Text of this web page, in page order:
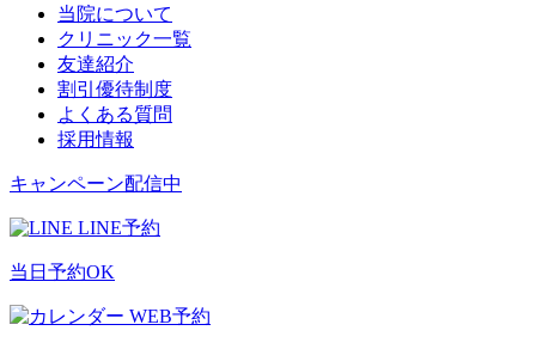
当院について
クリニック一覧
友達紹介
割引優待制度
よくある質問
採用情報
キャンペーン配信中
LINE予約
当日予約OK
WEB予約